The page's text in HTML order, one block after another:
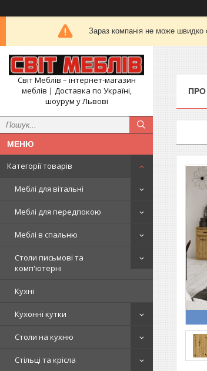
Зараз компанія не може швидко
Світ Меблів – інтернет-магазин
меблів | Доставка по Україні,
шоурум у Львові
Категорії товарів
Меблі для вітальні
Меблі для передпокою
Меблі в спальню
Столи письмові та
комп'ютерні
Кухні
Кухонні кутки
Столи на кухню
Стільці та крісла